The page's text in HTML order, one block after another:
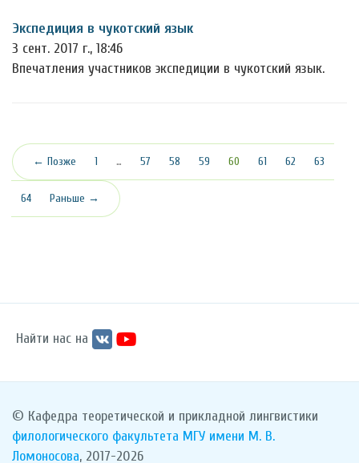
Экспедиция в чукотский язык
3 сент. 2017 г., 18:46
Впечатления участников экспедиции в чукотский язык.
← Позже 1 … 57 58 59 60 (текущая)
61 62 63
64 Раньше →
Найти нас на
© Кафедра теоретической и прикладной лингвистики
филологического факультета МГУ имени М. В.
Ломоносова, 2017-2026